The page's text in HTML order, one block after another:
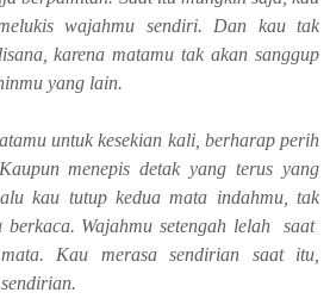
wajahmu sendiri. Dan kau tak
karena matamu tak akan sanggup
yang lain.
untuk kesekian kali, berharap perih
menepis detak yang terus yang
kau tutup kedua mata indahmu, tak
Wajahmu setengah lelah saat
Kau merasa sendirian saat itu,